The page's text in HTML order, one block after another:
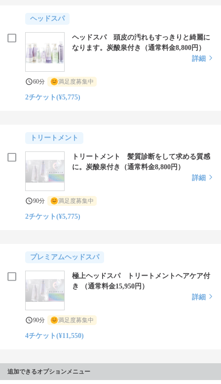
ヘッドスパ
ヘッドスパ 頭皮の汚れもすっきりと綺麗に
なります。炭酸泉付き（通常料金8,800円）
詳細
60分 満足度募集中
2チケット(¥5,775)
トリートメント
トリートメント 髪質診断をして求める質感
に。炭酸泉付き（通常料金8,800円）
詳細
90分 満足度募集中
2チケット(¥5,775)
プレミアムヘッドスパ
極上ヘッドスパ トリートメントヘアケア付
き （通常料金15,950円）
詳細
90分 満足度募集中
4チケット(¥11,550)
追加できるオプションメニュー